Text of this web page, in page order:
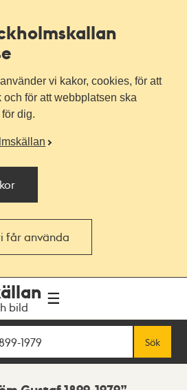
vi kakor, cookies, för att
för att webbplatsen ska
dig.
får använda
bild
Sök